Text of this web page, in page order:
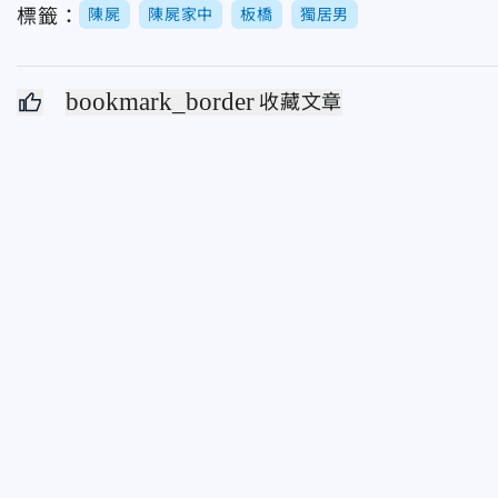
標籤： 陳屍 陳屍家中 板橋 獨居男
bookmark_border 收藏文章